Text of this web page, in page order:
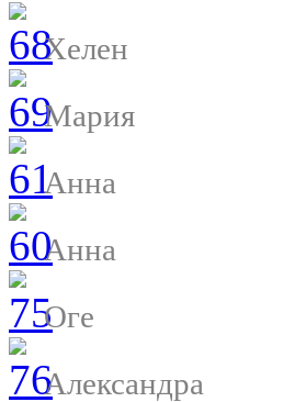
Хелен
Мария
Анна
Анна
Оге
Александра